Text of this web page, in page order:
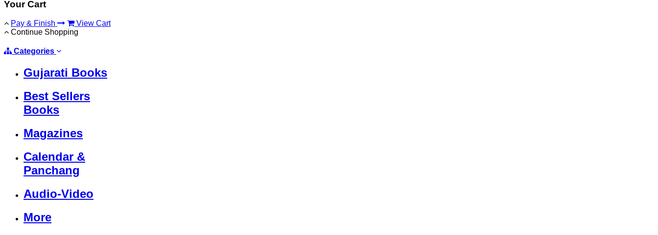
Your Cart
Pay & Finish
View Cart
Continue Shopping
Categories
Gujarati Books
Best Sellers
Books
Magazines
Calendar &
Panchang
Audio-Video
More